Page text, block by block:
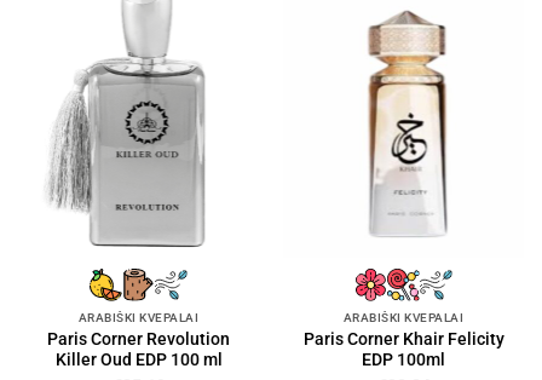
ARABIŠKI KVEPALAI
Paris Corner Revolution
Killer Oud EDP 100 ml
ARABIŠKI KVEPALAI
Paris Corner Khair Felicity
EDP 100ml